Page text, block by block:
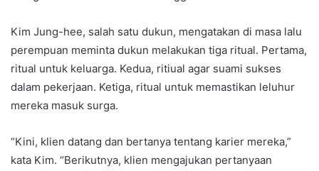
Kim Jung-hee, salah satu dukun, mengatakan di masa lalu
perempuan meminta dukun melakukan tiga ritual. Pertama,
ritual untuk keluarga. Kedua, ritiual agar suami sukses
dalam pekerjaan. Ketiga, ritual untuk memastikan leluhur
mereka masuk surga.
“Kini, klien datang dan bertanya tentang karier mereka,”
kata Kim. “Berikutnya, klien mengajukan pertanyaan